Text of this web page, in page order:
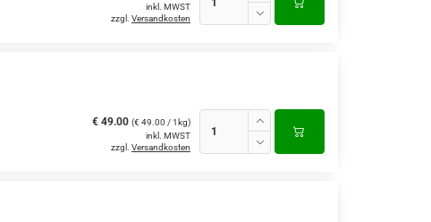
inkl. MWST
zzgl. Versandkosten
€ 49.00 (€ 49.00 / 1kg)
inkl. MWST
zzgl. Versandkosten